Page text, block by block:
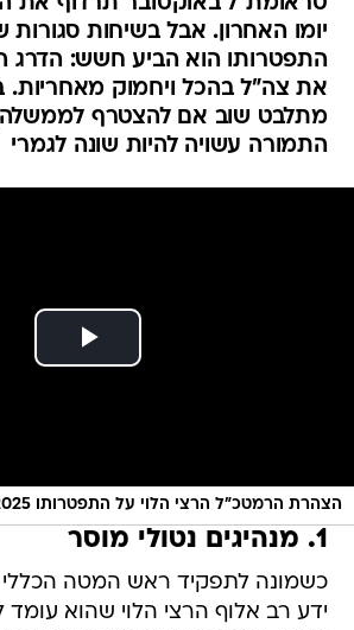
יומו האחרון. אבל בשיחות סגורות
התפטרותו הוא הביע חשש: הדרג
את צה"ל בהכל ויחמוק מאחריות.
מתלבט שוב אם להצטרף
התמורה עשויה להיות שונה לגמרי
הצהרת הרמטכ"ל הרצי הלוי על התפטרותו 21.1.2025
1. מנהיגים נטולי מוסר
כשמונה לתפקיד ראש המטה
ידע רב אלוף הרצי הלוי שהוא עומד